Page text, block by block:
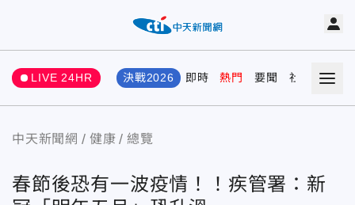
LIVE 24HR 決戰2026 即時 熱門 要聞 社會 娛樂
中天新聞網 健康 總覽
春節後恐有一波疫情！！疾管署：新